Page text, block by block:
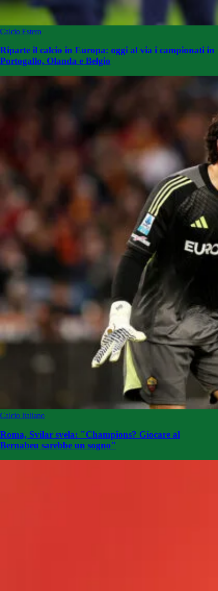
Calcio Estero
Riparte il calcio in Europa: oggi al via i campionati in
Portogallo, Olanda e Belgio
Calcio Italiano
Roma, Svilar svela: "Champions? Giocare al
Bernabeu sarebbe un sogno"